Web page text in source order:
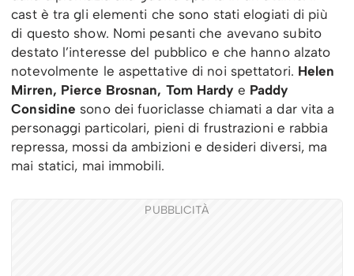
cast è tra gli elementi che sono stati elogiati di più
di questo show. Nomi pesanti che avevano subito
destato l’interesse del pubblico e che hanno alzato
notevolmente le aspettative di noi spettatori. Helen
Mirren, Pierce Brosnan, Tom Hardy e Paddy
Considine sono dei fuoriclasse chiamati a dar vita a
personaggi particolari, pieni di frustrazioni e rabbia
repressa, mossi da ambizioni e desideri diversi, ma
mai statici, mai immobili.
PUBBLICITÀ